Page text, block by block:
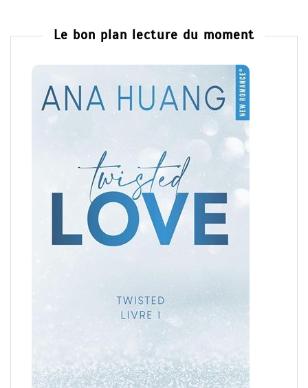
Le bon plan lecture du moment